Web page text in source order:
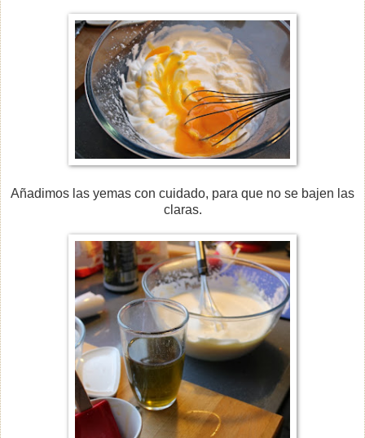
Añadimos las yemas con cuidado, para que no se bajen las
claras.